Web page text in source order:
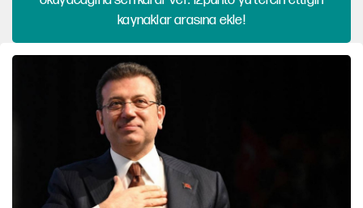
kaynaklar arasına ekle!